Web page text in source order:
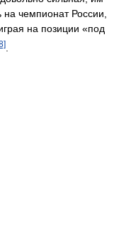
на чемпионат России,
на позиции «под